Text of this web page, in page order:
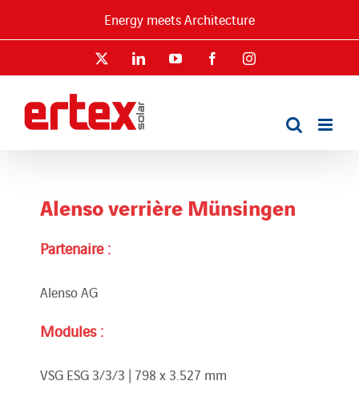
Energy meets Architecture
LinkedInYouTube FacebookInstagram
Alenso verrière Münsingen
Partenaire :
Alenso AG
Modules :
VSG ESG 3/3/3 | 798 x 3.527 mm